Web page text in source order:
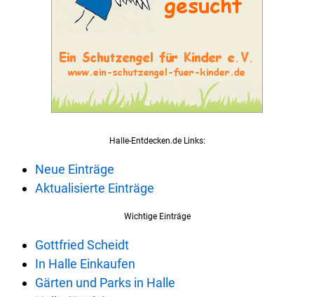
Halle-Entdecken.de Links:
Neue Einträge
Aktualisierte Einträge
Wichtige Einträge
Gottfried Scheidt
In Halle Einkaufen
Gärten und Parks in Halle